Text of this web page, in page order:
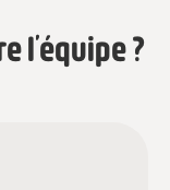
l’équipe ?